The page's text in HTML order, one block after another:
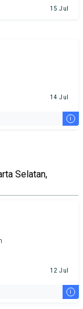
15 Jul
14 Jul
i
Selatan,
12 Jul
i